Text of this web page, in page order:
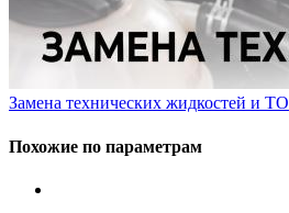
Замена технических жидкостей и ТО
Похожие по параметрам